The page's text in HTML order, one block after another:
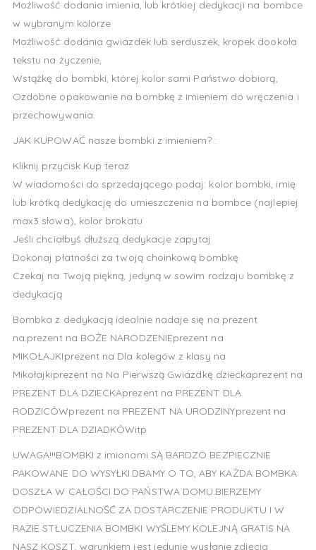
Możliwość dodania imienia, lub krótkiej dedykacji na bombce
w wybranym kolorze
Możliwość dodania gwiazdek lub serduszek, kropek dookoła
tekstu na życzenie,
Wstążkę do bombki, której kolor sami Państwo dobiorą,
Ozdobne opakowanie na bombkę z imieniem do wręczenia i
przechowywania.
JAK KUPOWAĆ nasze bombki z imieniem? :
Kliknij przycisk Kup teraz
W wiadomości do sprzedającego podaj: kolor bombki, imię
lub krótką dedykację do umieszczenia na bombce (najlepiej
max3 słowa), kolor brokatu
Jeśli chciałbyś dłuższą dedykacje zapytaj
Dokonaj płatności za twoją choinkową bombkę
Czekaj na Twoją piękną, jedyną w sowim rodzaju bombkę z
dedykacją
Bombka z dedykacją idealnie nadaje się na prezent
na:prezent na BOŻE NARODZENIEprezent na
MIKOŁAJKIprezent na Dla kolegów z klasy na
Mikołajkiprezent na Na Pierwszą Gwiazdkę dzieckaprezent na
PREZENT DLA DZIECKAprezent na PREZENT DLA
RODZICÓWprezent na PREZENT NA URODZINYprezent na
PREZENT DLA DZIADKÓWitp
UWAGA!!!BOMBKI z imionami SĄ BARDZO BEZPIECZNIE
PAKOWANE DO WYSYŁKI.DBAMY O TO, ABY KAŻDA BOMBKA
DOSZŁA W CAŁOŚCI DO PAŃSTWA DOMU.BIERZEMY
ODPOWIEDZIALNOŚĆ ZA DOSTARCZENIE PRODUKTU I W
RAZIE STŁUCZENIA BOMBKI WYŚLEMY KOLEJNĄ GRATIS NA
NASZ KOSZT, warunkiem jest jedynie wysłanie zdjęcia